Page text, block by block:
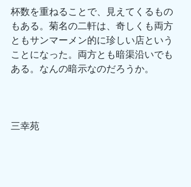
杯数を重ねることで、見えてくるもの
もある。菊名の二軒は、奇しくも両方
ともサンマーメン的に珍しい店という
ことになった。両方とも暗渠沿いでも
ある。なんの暗示なのだろうか。
三幸苑